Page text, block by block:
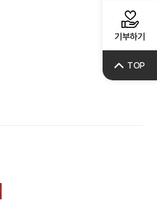
기부하기
TOP